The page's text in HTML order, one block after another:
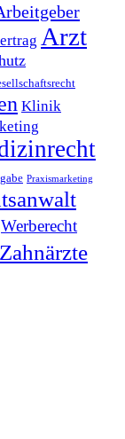
Arzt
Klinik
Praxismarketing
Werberecht
Zahnärzte